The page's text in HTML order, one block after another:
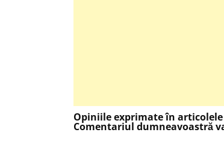
Opiniile exprimate în articolele
Comentariul dumneavoastră